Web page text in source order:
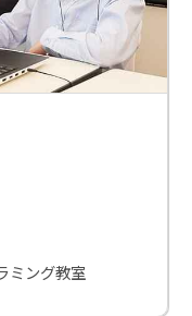
ミング教室